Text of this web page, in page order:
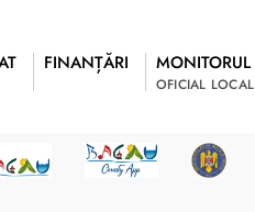
FINANȚĂRI MONITORUL
OFICIAL LOCAL